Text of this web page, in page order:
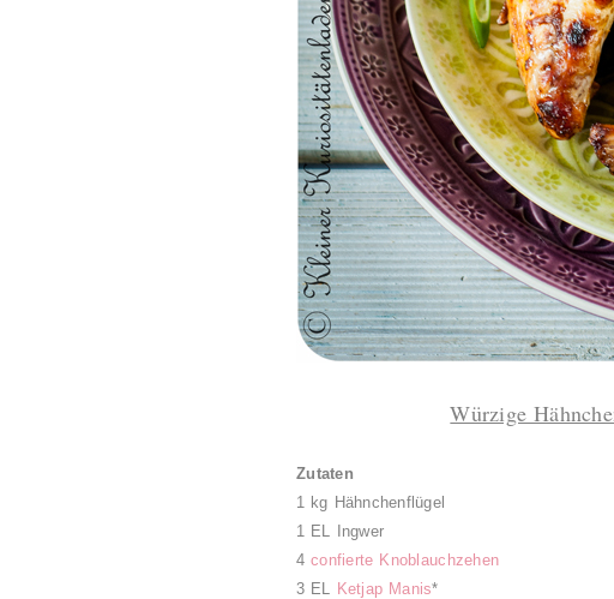
Würzige
Zutaten
1 kg Hähnchenflügel
1 EL Ingwer
4confierte Knoblauchzehen
3 EL Ketjap Manis*